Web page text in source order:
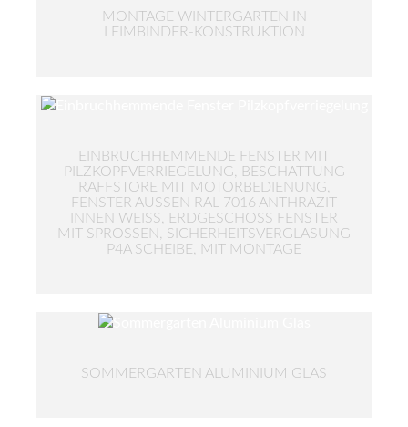
MONTAGE WINTERGARTEN IN
LEIMBINDER-KONSTRUKTION
EINBRUCHHEMMENDE FENSTER MIT
PILZKOPFVERRIEGELUNG, BESCHATTUNG
RAFFSTORE MIT MOTORBEDIENUNG,
FENSTER AUSSEN RAL 7016 ANTHRAZIT I
NNEN WEISS, ERDGESCHOSS FENSTER MIT
SPROSSEN, SICHERHEITSVERGLASUNG P4A
SCHEIBE, MIT MONTAGE
SOMMERGARTEN ALUMINIUM GLAS